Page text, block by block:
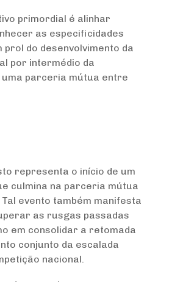
primordial é alinhar
as especificidades
prol do desenvolvimento da
por intermédio da
uma parceria mútua entre
representa o início de um
culmina na parceria mútua
evento também manifesta
as rusgas passadas
em consolidar a retomada
conjunto da escalada
nacional.